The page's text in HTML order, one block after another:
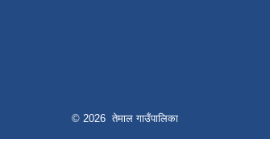
© 2026 तेमाल गाउँपालिका